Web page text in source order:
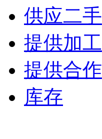
供应二手
提供加工
提供合作
库存